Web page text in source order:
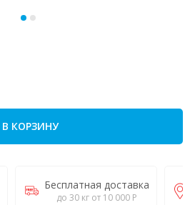
В КОРЗИНУ
Бесплатная доставка
до 30 кг от 10 000 Р